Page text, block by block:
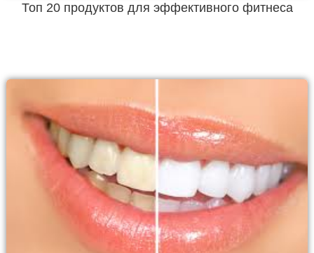
Топ 20 продуктов для эффективного фитнеса